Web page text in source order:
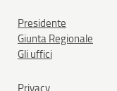
Presidente
Giunta Regionale
Gli uffici
Privacy